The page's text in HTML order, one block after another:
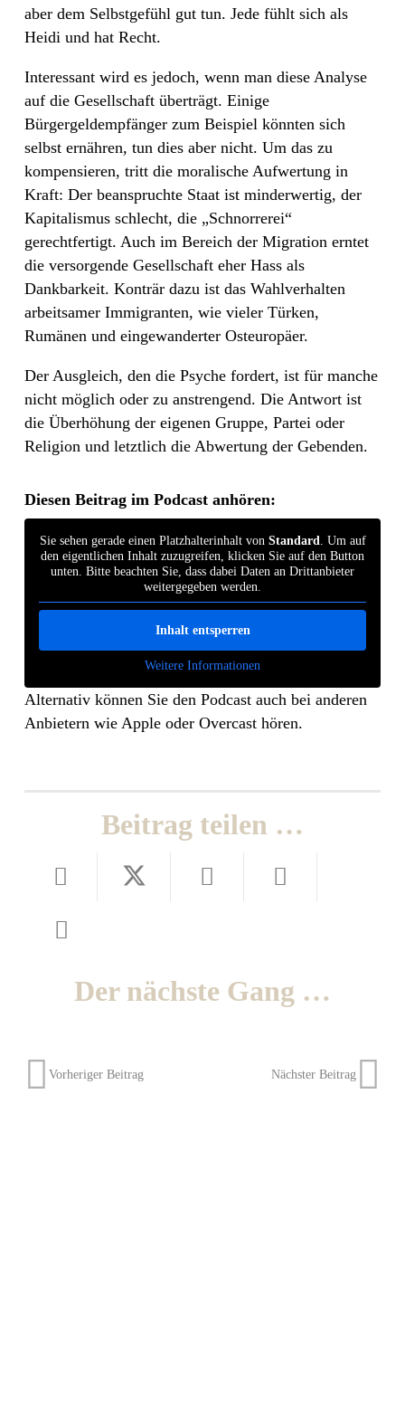
aber dem Selbstgefühl gut tun. Jede fühlt sich als
Heidi und hat Recht.
Interessant wird es jedoch, wenn man diese Analyse
auf die Gesellschaft überträgt. Einige
Bürgergeldempfänger zum Beispiel könnten sich
selbst ernähren, tun dies aber nicht. Um das zu
kompensieren, tritt die moralische Aufwertung in
Kraft: Der beanspruchte Staat ist minderwertig, der
Kapitalismus schlecht, die „Schnorrerei“
gerechtfertigt. Auch im Bereich der Migration erntet
die versorgende Gesellschaft eher Hass als
Dankbarkeit. Konträr dazu ist das Wahlverhalten
arbeitsamer Immigranten, wie vieler Türken,
Rumänen und eingewanderter Osteuropäer.
Der Ausgleich, den die Psyche fordert, ist für manche
nicht möglich oder zu anstrengend. Die Antwort ist
die Überhöhung der eigenen Gruppe, Partei oder
Religion und letztlich die Abwertung der Gebenden.
Diesen Beitrag im Podcast anhören:
Sie sehen gerade einen Platzhalterinhalt von Standard. Um auf
den eigentlichen Inhalt zuzugreifen, klicken Sie auf den Button
unten. Bitte beachten Sie, dass dabei Daten an Drittanbieter
weitergegeben werden.
Inhalt entsperren
Weitere Informationen
Alternativ können Sie den Podcast auch bei anderen
Anbietern wie Apple oder Overcast hören.
Beitrag teilen …
Der nächste Gang …
Vorheriger Beitrag Nächster Beitrag